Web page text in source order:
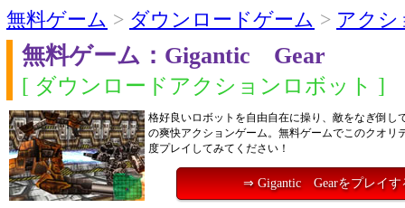
無料ゲーム > ダウンロードゲーム > アクシ
無料ゲーム：Gigantic Gear
[ ダウンロードアクションロボット ]
格好良いロボットを自由自在に操り、敵をなぎ倒し
の爽快アクションゲーム。無料ゲームでこのクオリ
度プレイしてみてください！
⇒ Gigantic Gearをプレイす